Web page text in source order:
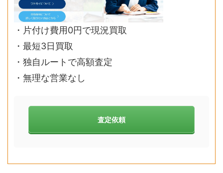
・片付け費用0円で現況買取
・最短3日買取
・独自ルートで高額査定
・無理な営業なし
査定依頼